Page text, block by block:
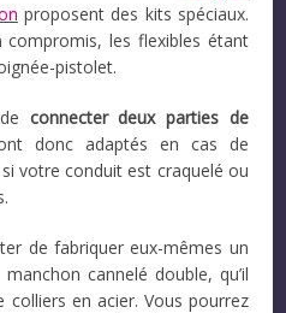
proposent des kits spéciaux.
compromis, les flexibles étant
pistolet.
connecter deux parties de
donc adaptés en cas de
votre conduit est craquelé ou
de fabriquer eux-mêmes un
cannelé double, qu’il
colliers en acier. Vous pourrez